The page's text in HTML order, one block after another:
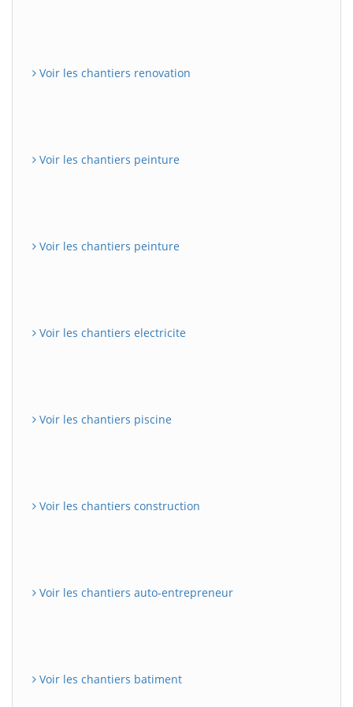
Voir les chantiers renovation
Voir les chantiers peinture
Voir les chantiers peinture
Voir les chantiers electricite
Voir les chantiers piscine
Voir les chantiers construction
Voir les chantiers auto-entrepreneur
Voir les chantiers batiment